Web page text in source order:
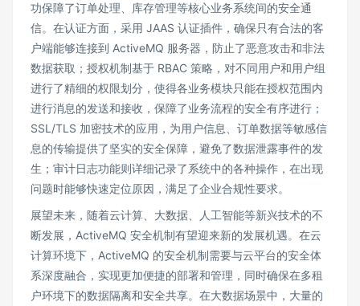
功保障了订单处理、库存管理等核心业务系统间的安全通
信。在认证方面，采用 JAAS 认证插件，确保只有合法的客
户端能够连接到 ActiveMQ 服务器，防止了恶意攻击和非法
数据获取；授权机制基于 RBAC 策略，对不同用户和用户组
进行了精细的权限划分，使得各业务模块只能在授权范围内
进行消息的发送和接收，保障了业务流程的安全有序进行；
SSL/TLS 加密技术的应用，为用户信息、订单数据等敏感信
息的传输提供了坚实的安全保障，避免了数据泄露事件的发
生；审计日志功能则详细记录了系统中的各种操作，在出现
问题时能够快速定位原因，满足了企业合规性要求。
展望未来，随着云计算、大数据、人工智能等新兴技术的不
断发展，ActiveMQ 安全机制有望迎来新的发展机遇。在云
计算环境下，ActiveMQ 的安全机制需要与云平台的安全体
系深度融合，实现更加便捷的部署和管理，同时确保在多租
户环境下的数据隔离和安全共享。在大数据场景中，大量的